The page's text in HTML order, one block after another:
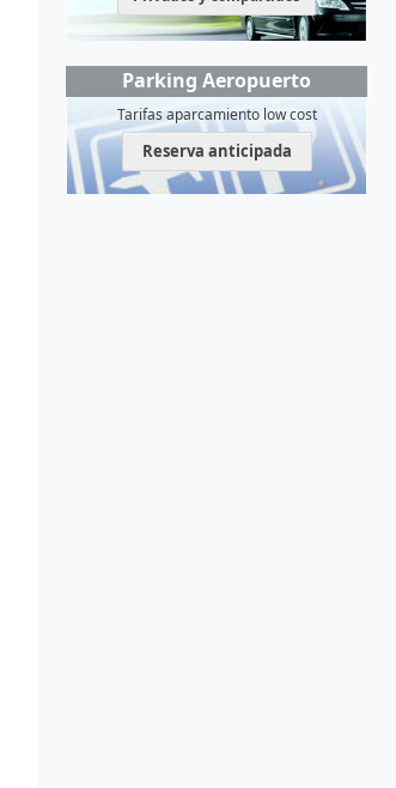
Parking Aeropuerto
Tarifas aparcamiento low cost
Reserva anticipada